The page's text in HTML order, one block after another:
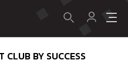
BY SUCCESS